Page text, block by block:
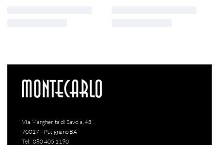
Via Margherita di Savoia, 43
70017 – Putignano BA
Tel.: 080 405 1190